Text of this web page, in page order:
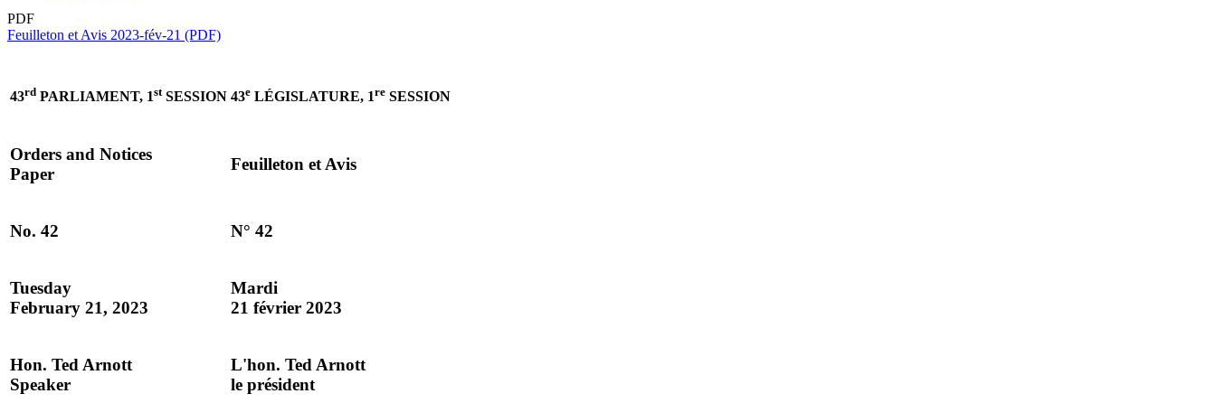
PDF
Feuilleton et Avis 2023-fév-21 (PDF)
43rd PARLIAMENT, 1stSESSION 43e LÉGISLATURE, 1re SESSION
Orders and Notices
Paper
Feuilleton et Avis
No. 42 N° 42
Tuesday
February 21, 2023
Mardi
21 février 2023
Hon. Ted Arnott
Speaker
L'hon. Ted Arnott
le président